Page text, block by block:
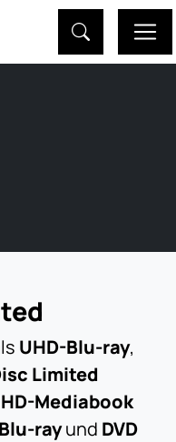
UHD-Blu-ray,
Limited
Mediabook
Blu-rayund DVD